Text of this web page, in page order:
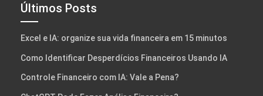
Últimos Posts
Excel e IA: organize sua vida financeira em 15 minutos
Como Identificar Desperdícios Financeiros Usando IA
Controle Financeiro com IA: Vale a Pena?